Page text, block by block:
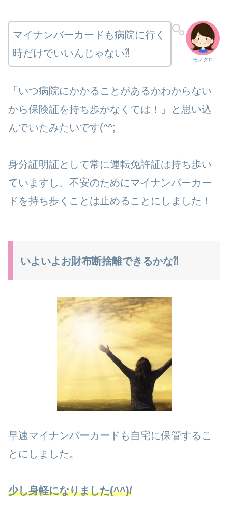
モノクロ
マイナンバーカードも病院に行く
時だけでいいんじゃない⁈
「いつ病院にかかることがあるかわからない
から保険証を持ち歩かなくては！」と思い込
んでいたみたいです(^^;
身分証明証として常に運転免許証は持ち歩い
ていますし、不安のためにマイナンバーカー
ドを持ち歩くことは止めることにしました！
いよいよお財布断捨離できるかな⁈
早速マイナンバーカードも自宅に保管するこ
とにしました。
少し身軽になりました(^^)/